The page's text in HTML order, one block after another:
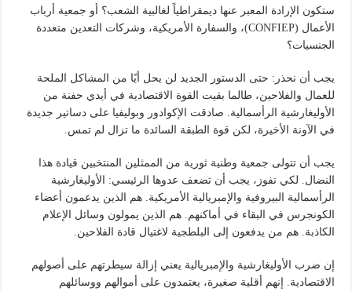
ستكون الإرادة المعبر عنها ديمقراطياً لغالبية الشعب؟ أو جمعية أرباب
الأعمال (CONFIEP)، والسفارة الأمريكية، وشركات التعدين متعددة
الجنسيات؟
يجب أن نحذر: حتى الدستور الجديد لن يحل أيًا من المشاكل الملحة
للعمال والفلاحين، طالما بقيت القوة الاقتصادية في أيدي حفنة من
الأوليغارشية الرأسمالية. صادقت الإكوادور وبوليفيا على دساتير جديدة
في الآونة الأخيرة، لكن قوة الطبقة السائدة ما تزال لم تمس.
يجب أن تتولى جمعية وطنية ثورية من الممثلين المنتخبين قيادة هذا
النضال. لكي تفوز، يجب أن تضعف عدوها الرئيسي: الأوليغارشية
الرأسمالية البيروفية والإمبريالية الأمريكية. هم الذين يدعمون أعضاء
الكونجرس في البقاء في أماكنهم. هم الذين يمولون وسائل الإعلام
الكاذبة. هم من يدفعون إلى البلطجية لاغتيال قادة الفلاحين.
إن ضرب الأوليغارشية والإمبريالية يعني إزالة سيطرتهم على أصولهم
الاقتصادية. إنهم أقلية صغيرة، يعتمدون على أموالهم ووسائلهم